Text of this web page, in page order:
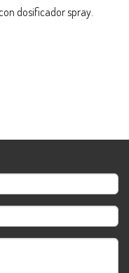
dosificador spray.